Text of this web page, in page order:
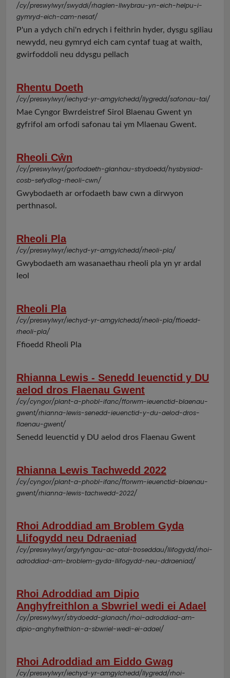
/cy/preswylwyr/swyddi/rhaglen-llwybrau-yn-eich-helpu-i-
gymryd-eich-cam-nesaf/
P'un a ydych chi'n edrych i feithrin hyder, dysgu sgiliau
newydd, neu gymryd eich cam cyntaf tuag at waith,
gwirfoddoli neu ddysgu pellach
Rhentu Doeth
/cy/preswylwyr/iechyd-yr-amgylchedd/llygredd/safonau-tai/
Mae Cyngor Bwrdeistref Sirol Blaenau Gwent yn
gyfrifol am orfodi safonau tai ym Mlaenau Gwent.
Rheoli Cŵn
/cy/preswylwyr/gorfodaeth-glanhau-strydoedd/hysbysiad-
cosb-sefydlog-rheoli-cwn/
Gwybodaeth ar orfodaeth baw cwn a dirwyon
perthnasol.
Rheoli Pla
/cy/preswylwyr/iechyd-yr-amgylchedd/rheoli-pla/
Gwybodaeth am wasanaethau rheoli pla yn yr ardal
leol
Rheoli Pla
/cy/preswylwyr/iechyd-yr-amgylchedd/rheoli-pla/ffioedd-
rheoli-pla/
Ffioedd Rheoli Pla
Rhianna Lewis - Senedd Ieuenctid y DU
aelod dros Flaenau Gwent
/cy/cyngor/plant-a-phobl-ifanc/fforwm-ieuenctid-blaenau-
gwent/rhianna-lewis-senedd-ieuenctid-y-du-aelod-dros-
flaenau-gwent/
Senedd Ieuenctid y DU aelod dros Flaenau Gwent
Rhianna Lewis Tachwedd 2022
/cy/cyngor/plant-a-phobl-ifanc/fforwm-ieuenctid-blaenau-
gwent/rhianna-lewis-tachwedd-2022/
Rhoi Adroddiad am Broblem Gyda
Llifogydd neu Ddraeniad
/cy/preswylwyr/argyfyngau-ac-atal-troseddau/llifogydd/rhoi-
adroddiad-am-broblem-gyda-llifogydd-neu-ddraeniad/
Rhoi Adroddiad am Dipio
Anghyfreithlon a Sbwriel wedi ei Adael
/cy/preswylwyr/strydoedd-glanach/rhoi-adroddiad-am-
dipio-anghyfreithlon-a-sbwriel-wedi-ei-adael/
Rhoi Adroddiad am Eiddo Gwag
/cy/preswylwyr/iechyd-yr-amgylchedd/llygredd/rhoi-